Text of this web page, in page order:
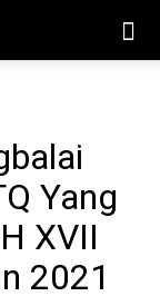
Yang
XVII
2021